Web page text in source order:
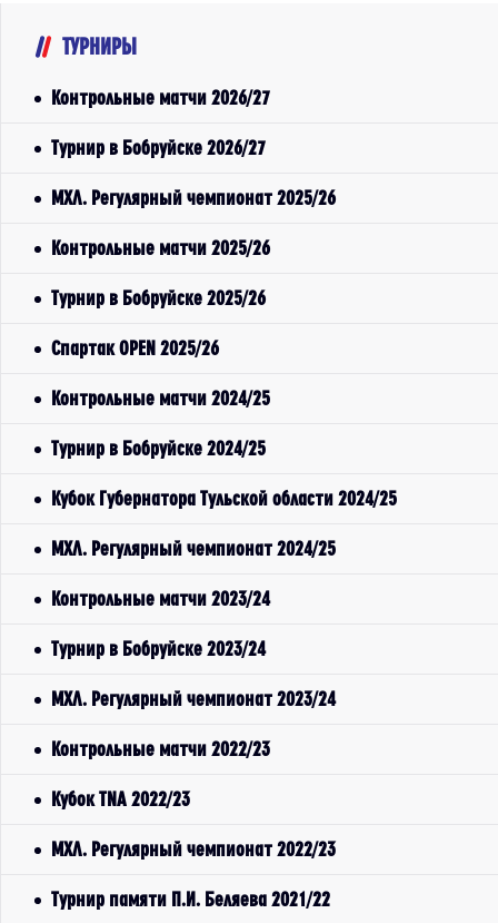
ТУРНИРЫ
Контрольные матчи 2026/27
Турнир в Бобруйске 2026/27
МХЛ. Регулярный чемпионат 2025/26
Контрольные матчи 2025/26
Турнир в Бобруйске 2025/26
Спартак OPEN 2025/26
Контрольные матчи 2024/25
Турнир в Бобруйске 2024/25
Кубок Губернатора Тульской области 2024/25
МХЛ. Регулярный чемпионат 2024/25
Контрольные матчи 2023/24
Турнир в Бобруйске 2023/24
МХЛ. Регулярный чемпионат 2023/24
Контрольные матчи 2022/23
Кубок TNA 2022/23
МХЛ. Регулярный чемпионат 2022/23
Турнир памяти П.И. Беляева 2021/22